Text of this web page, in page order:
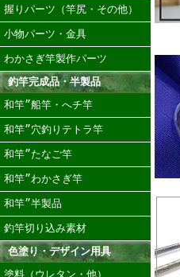
握りパーツ（竿尻・その他）
小物パーツ・金具
わかさぎ竿製作パーツ
釣竿完成品・半製品
和竿”船竿・へチ竿
和竿”穴釣りテトラ竿
和竿”たなご竿
和竿”わかさぎ竿
和竿”半製品
釣竿切り込み素材
色塗り・デザイン用具
塗料（ウレタン・他）